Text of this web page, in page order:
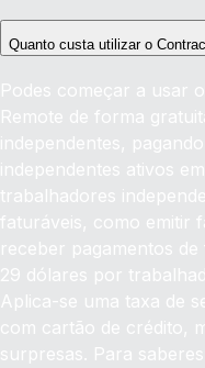
Quanto custa utilizar o
Podes começar a usar
Remote de forma
independentes,
independentes ativos
trabalhadores
faturáveis, como emitir
receber pagamentos
29 dólares por
Aplica-se uma taxa de
com cartão de crédito,
surpresas. Para